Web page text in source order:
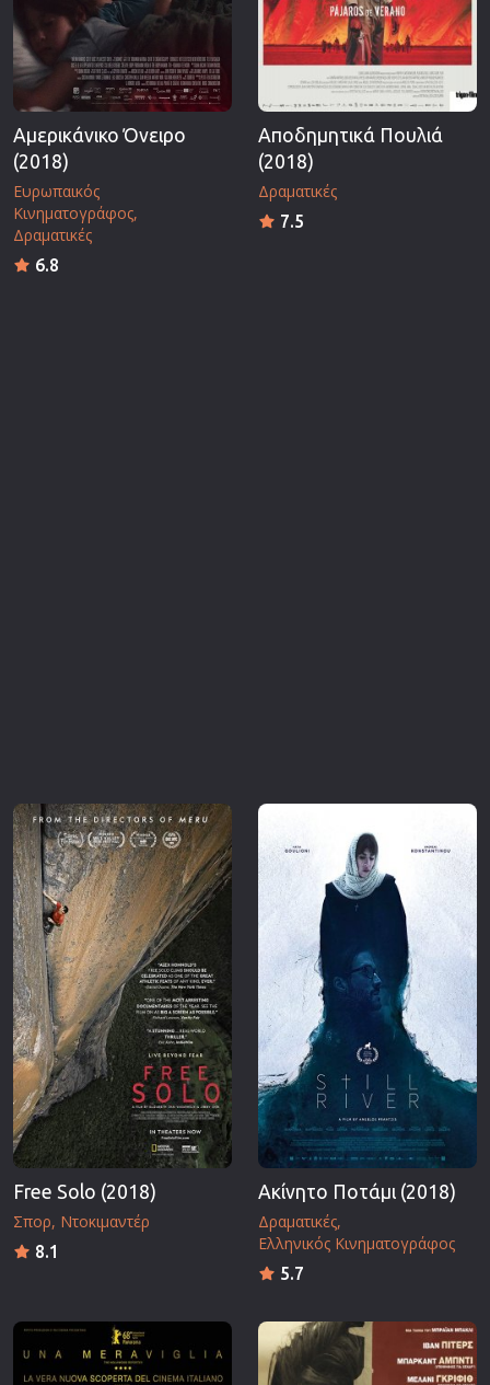
Αμερικάνικο Όνειρο
(2018)
Ευρωπαικός
Κινηματογράφος
Δραματικές
6.8
Αποδημητικά Πουλιά
(2018)
Δραματικές
7.5
Free Solo (2018)
Σπορ Ντοκιμαντέρ
8.1
Ακίνητο Ποτάμι (2018)
Δραματικές
Ελληνικός Κινηματογράφος
5.7